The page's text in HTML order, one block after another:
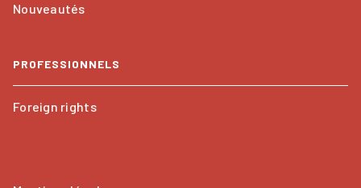
Nouveautés
PROFESSIONNELS
Foreign rights